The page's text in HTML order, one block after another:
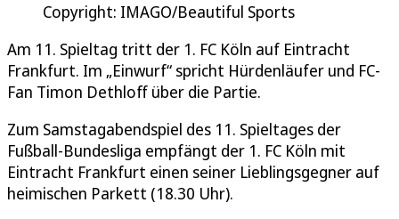
Copyright: IMAGO/Beautiful Sports
Am 11. Spieltag tritt der 1. FC Köln auf Eintracht
Frankfurt. Im „Einwurf“ spricht Hürdenläufer und FC-
Fan Timon Dethloff über die Partie.
Zum Samstagabendspiel des 11. Spieltages der
Fußball-Bundesliga empfängt der 1. FC Köln mit
Eintracht Frankfurt einen seiner Lieblingsgegner auf
heimischen Parkett (18.30 Uhr).